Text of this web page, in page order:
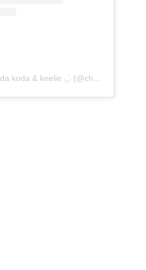
Un post condiviso da koda & keelie ◡̈ (@chaoswithkoda)